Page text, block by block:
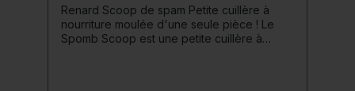
Renard Scoop de spam Petite cuillère à
nourriture moulée d'une seule pièce ! Le
Spomb Scoop est une petite cuillère à